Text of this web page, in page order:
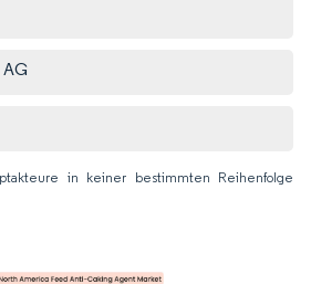
AG
in keiner bestimmten Reihenfolge